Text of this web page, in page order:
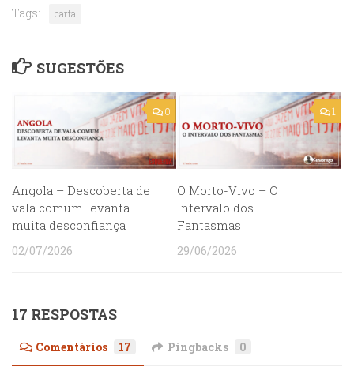
Tags: carta
SUGESTÕES
0
Angola – Descoberta de
vala comum levanta
muita desconfiança
02/07/2026
1
O Morto-Vivo – O
Intervalo dos
Fantasmas
29/06/2026
17 RESPOSTAS
Comentários 17 Pingbacks 0